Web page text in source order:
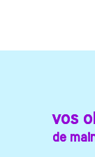
vos
de
vos
de